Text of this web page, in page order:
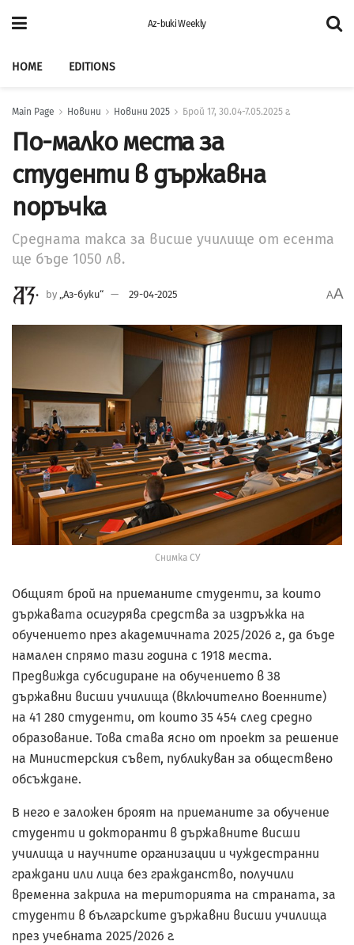
Az-buki Weekly
HOME EDITIONS
Main Page Новини Новини 2025 Брой 17, 30.04-7.05.2025 г.
По-малко места за
студенти в държавна
поръчка
Средната такса за висше училище от есента
ще бъде 1050 лв.
by „Аз-буки“ 29-04-2025 AA
Снимка СУ
Общият брой на приеманите студенти, за които
държавата осигурява средства за издръжка на
обучението през академичната 2025/2026 г., да бъде
намален спрямо тази година с 1918 места.
Предвижда субсидиране на обучението в 38
държавни висши училища (включително военните)
на 41 280 студенти, от които 35 454 след средно
образование. Това става ясно от проект за решение
на Министерския съвет, публикуван за обществено
обсъждане.
В него е заложен броят на приеманите за обучение
студенти и докторанти в държавните висши
училища и научните организации и чуждестранни
граждани или лица без гражданство, получили
временна закрила на територията на страната, за
студенти в българските държавни висши училища
през учебната 2025/2026 г.